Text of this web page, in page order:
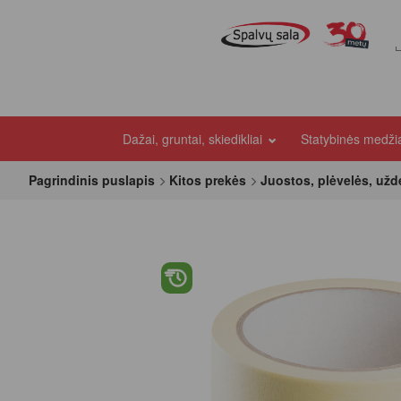
Dažai, gruntai, skiedikliai Statybinės
Pagrindinis puslapis Kitos prekės Juostos, plėvelės,